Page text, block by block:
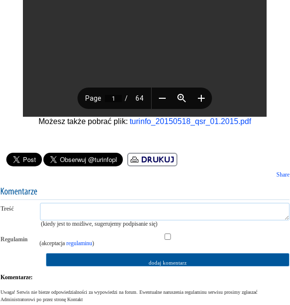
Możesz także pobrać plik: turinfo_20150518_qsr_01.2015.pdf
Share
Treść
(kiedy jest to możliwe, sugerujemy podpisanie się)
Regulamin
(akceptacja regulaminu)
Komentarze:
Uwaga! Serwis nie bierze odpowiedzialności za wypowiedzi na forum. Ewentualne naruszenia regulaminu serwisu prosimy zgłaszać
Administratorowi po przez stronę Kontakt